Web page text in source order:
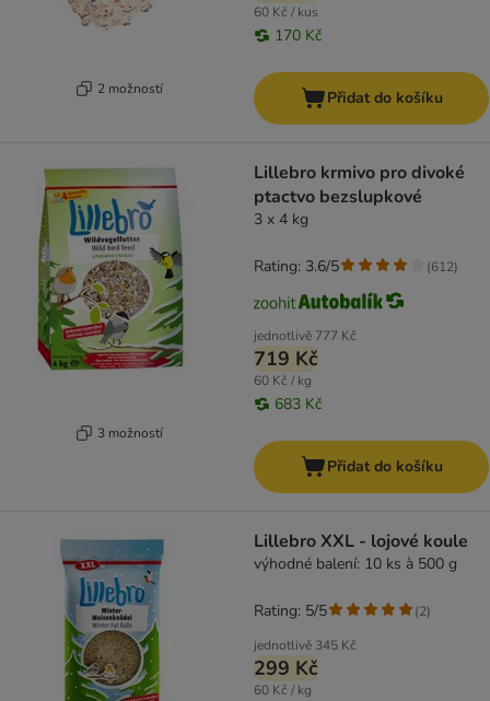
2 možností
60 Kč / kus
170 Kč
Přidat do košíku
3 možností
Lillebro krmivo pro divoké
ptactvo bezslupkové
3 x 4 kg
jednotlivě 777 Kč
719 Kč
60 Kč / kg
683 Kč
Rating: 3.6/5 (612)
Přidat do košíku
Lillebro XXL - lojové koule
výhodné balení: 10 ks à 500 g
jednotlivě 345 Kč
299 Kč
60 Kč / kg
Rating: 5/5 (2)